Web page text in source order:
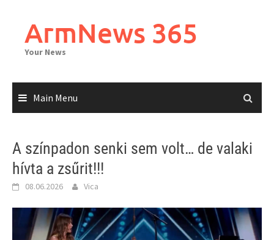
contentArmNews 365
Your News
Main Menu
A színpadon senki sem volt… de valaki
hívta a zsűrit!!!
08.06.2026 Vica